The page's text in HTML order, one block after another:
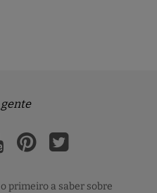
gente
primeiro a saber sobre